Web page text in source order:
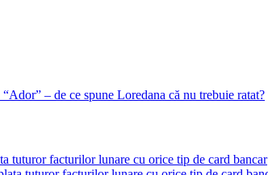
“Ador” – de ce spune Loredana că nu trebuie ratat?
tuturor facturilor lunare cu orice tip de card bancar